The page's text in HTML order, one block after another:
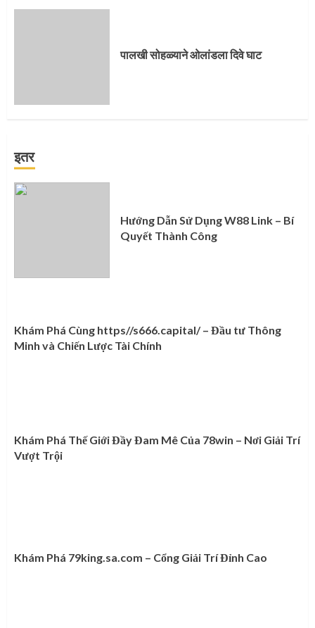
पालखी सोहळ्याने ओलांडला दिवे घाट
इतर
Hướng Dẫn Sử Dụng W88 Link – Bí
Quyết Thành Công
Khám Phá Cùng https//s666.capital/ – Đầu tư Thông
Minh và Chiến Lược Tài Chính
Khám Phá Thế Giới Đầy Đam Mê Của 78win – Nơi Giải Trí
Vượt Trội
Khám Phá 79king.sa.com – Cổng Giải Trí Đỉnh Cao